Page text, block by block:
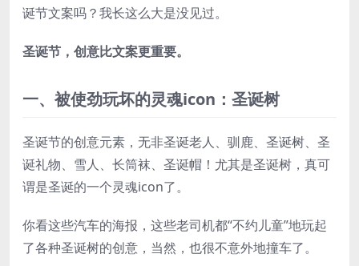
诞节文案吗？我长这么大是没见过。
圣诞节，创意比文案更重要。
一、被使劲玩坏的灵魂icon：圣诞树
圣诞节的创意元素，无非圣诞老人、驯鹿、圣诞树、圣
诞礼物、雪人、长筒袜、圣诞帽！尤其是圣诞树，真可
谓是圣诞的一个灵魂icon了。
你看这些汽车的海报，这些老司机都“不约儿童”地玩起
了各种圣诞树的创意，当然，也很不意外地撞车了。